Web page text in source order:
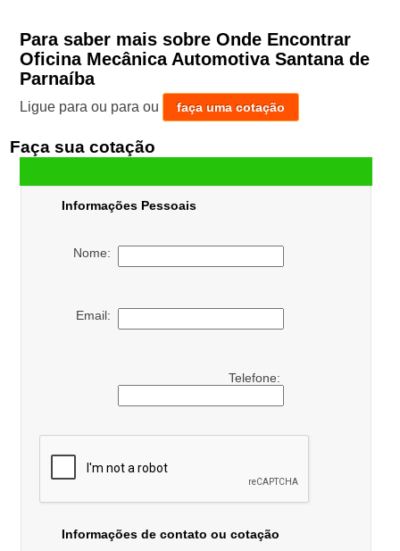
Para saber mais sobre Onde Encontrar
Oficina Mecânica Automotiva Santana de
Parnaíba
Ligue para ou para ou faça uma cotação
Faça sua cotação
Informações Pessoais
Nome:
Email:
Telefone:
Informações de contato ou cotação